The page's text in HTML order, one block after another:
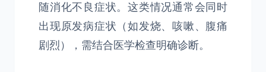
随消化不良症状。这类情况通常会同时
出现原发病症状（如发烧、咳嗽、腹痛
剧烈），需结合医学检查明确诊断。